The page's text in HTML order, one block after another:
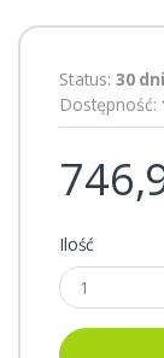
Status: 30 dni
Dostępność:
Ilość